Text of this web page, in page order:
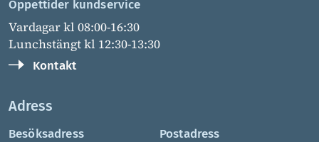
Öppettider kundservice
Vardagar kl 08:00-16:30
Lunchstängt kl 12:30-13:30
Kontakt
Adress
Besöksadress Postadress